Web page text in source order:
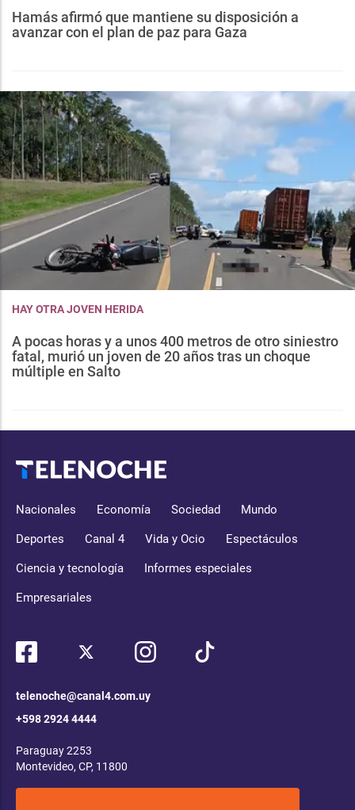
Hamás afirmó que mantiene su disposición a
avanzar con el plan de paz para Gaza
HAY OTRA JOVEN HERIDA
A pocas horas y a unos 400 metros de otro siniestro
fatal, murió un joven de 20 años tras un choque
múltiple en Salto
Nacionales Economía Sociedad Mundo
Deportes Canal 4 Vida y Ocio Espectáculos
Ciencia y tecnología Informes especiales
Empresariales
telenoche@canal4.com.uy
+598 2924 4444
Paraguay 2253
Montevideo, CP, 11800